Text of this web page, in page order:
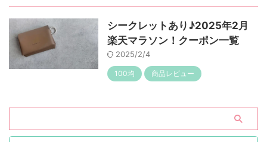
シークレットあり♪2025年2月
楽天マラソン！クーポン一覧
2025/2/4
100均 商品レビュー